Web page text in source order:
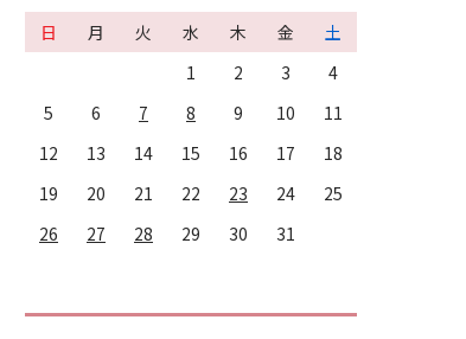
日 月 火 水 木 金
土
1
2 3
4
5
6 7 8 9 10
11
12
13 14 15 16 17
18
19
20 21 22 23 24
25
26
27 28 29 30 31